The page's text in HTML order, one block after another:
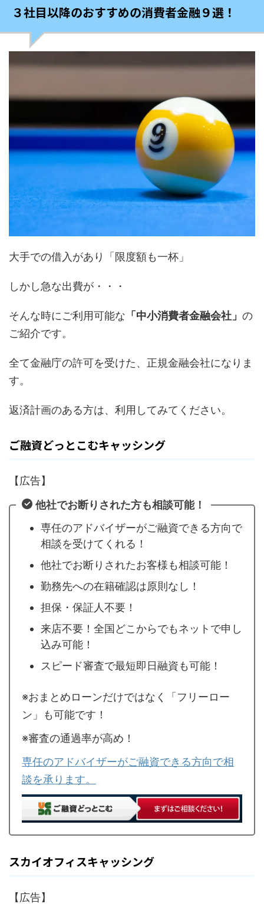
３社目以降のおすすめの消費者金融９選！
大手での借入があり「限度額も一杯」
しかし急な出費が・・・
そんな時にご利用可能な 「中小消費者金融会社」 の
ご紹介です。
全て金融庁の許可を受けた、正規金融会社になりま
す。
返済計画のある方は、利用してみてください。
ご融資どっとこむキャッシング
【広告】
他社でお断りされた方も相談可能！
専任のアドバイザーがご融資できる方向で
相談を受けてくれる！
他社でお断りされたお客様も相談可能！
勤務先への在籍確認は原則なし！
担保・保証人不要！
来店不要！全国どこからでもネットで申し
込み可能！
スピード審査で最短即日融資も可能！
※おまとめローンだけではなく「フリーロー
ン」も可能です！
※審査の通過率が高め！
専任のアドバイザーがご融資できる方向で相
談を承ります。
スカイオフィスキャッシング
【広告】